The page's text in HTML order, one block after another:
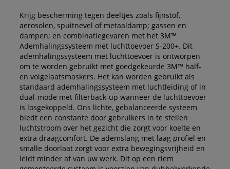
Krijg bescherming tegen deeltjes zoals fijnstof,
aerosolen, spuitnevel of metaaldamp; gassen en
dampen; en combinatiegevaren met het 3M™
Ademhalingssysteem met luchttoevoer S-200+. Dit
ademhalingssysteem met luchttoevoer is ontworpen
om te worden gebruikt met goedgekeurde 3M™ half-
en volgelaatsmaskers. Het kan worden gebruikt als
standaard ademhalingssysteem met luchtleiding of in
dual-mode met filterback-up wanneer de luchttoevoer
is losgekoppeld. Ons lichte, gebalanceerde systeem
biedt een constante door gebruikers in te stellen
luchtstroom over het gezicht die zorgt voor koelte en
extra draagcomfort. De ademslang met laag profiel en
smalle doorlaat zorgt voor extra bewegingsvrijheid en
leidt minder af van uw werk. Dit op een riem